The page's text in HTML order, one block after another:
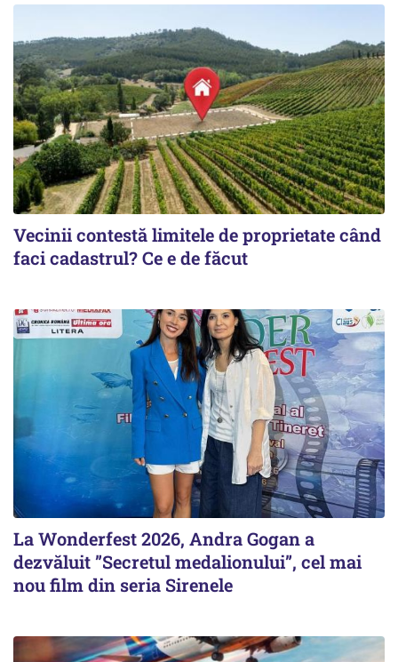
Vecinii contestă limitele de proprietate când
faci cadastrul? Ce e de făcut
La Wonderfest 2026, Andra Gogan a
dezvăluit ”Secretul medalionului”, cel mai
nou film din seria Sirenele